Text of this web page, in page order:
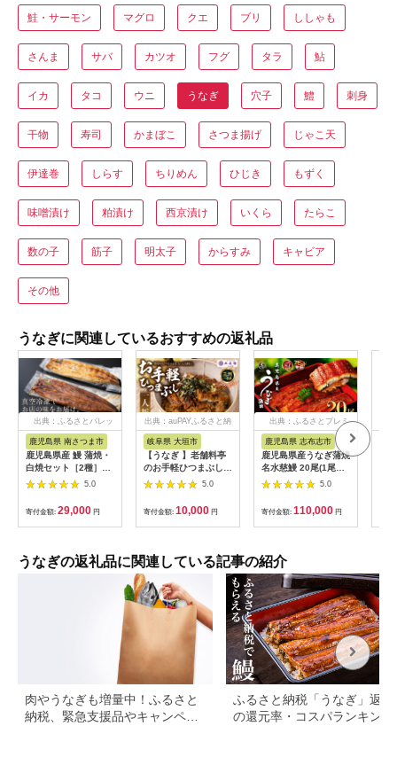
鮭・サーモン マグロ クエ ブリ ししゃも
さんま サバ カツオ フグ タラ 鮎
イカ タコ ウニ うなぎ 穴子 鱧 刺身
干物 寿司 かまぼこ さつま揚げ じゃこ天
伊達巻 しらす ちりめん ひじき もずく
味噌漬け 粕漬け 西京漬け いくら たらこ
数の子 筋子 明太子 からすみ キャビア
その他
うなぎに関連しているおすすめの返礼品
出典：ふるさとパレッ
ト
鹿児島県 南さつま市
鹿児島県産 鰻 蒲焼・
白焼セット［2種］う
なぎ専門店「万のせ」
加工品 詰め合わせ 詰
合わ ギフト 贈答 贈り
物 手土産 御祝 お祝い
鹿児島うなぎ 鰻 ウナ
の日 蒲焼き 白焼き う
な重 たれ だし 山椒
5.0
寄付金額: 29,000 円
出典：auPAYふるさと納
岐阜県 大垣市
【うなぎ 】老舗料亭
のお手軽ひつまぶし
国産 鰻 ごはん たれ
出汁つき 冷蔵便 1人
分 国産鰻 国産うなぎ
うな重 ひつまぶし 冷
蔵 ギフト プレゼント
るだけ 10000円 1万
円 料理店 玉子屋別館
玉辰楼 岐阜県 大垣市
5.0
寄付金額: 10,000 円
出典：ふるさとプレミ
アム
鹿児島県 志布志市
鹿児島県産うなぎ蒲焼
名水慈鰻 20尾(1尾約
160g)＜計約3.2kg＞
5.0
寄付金額: 110,000 円
うなぎの返礼品に関連している記事の紹介
肉やうなぎも増量中！ふるさと
納税、緊急支援品やキャンペー
ふるさと納税「うなぎ」返礼
の還元率・コスパランキング